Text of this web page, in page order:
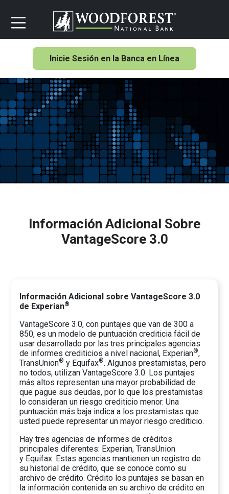
Inicie Sesión en la Banca en Línea
Información Adicional Sobre
VantageScore 3.0
Información Adicional sobre VantageScore 3.0
de Experian®
VantageScore 3.0, con puntajes que van de 300 a
850, es un modelo de puntuación crediticia fácil de
usar desarrollado por las tres principales agencias
de informes crediticios a nivel nacional, Experian®,
TransUnion® y Equifax®. Algunos prestamistas, pero
no todos, utilizan VantageScore 3.0. Los puntajes
más altos representan una mayor probabilidad de
que pague sus deudas, por lo que los prestamistas
lo consideran un riesgo crediticio menor. Una
puntuación más baja indica a los prestamistas que
usted puede representar un mayor riesgo crediticio.
Hay tres agencias de informes de créditos
principales diferentes: Experian, TransUnion
y Equifax. Estas agencias mantienen un registro de
su historial de crédito, que se conoce como su
archivo de crédito. Crédito los puntajes se basan en
la información contenida en su archivo de crédito en